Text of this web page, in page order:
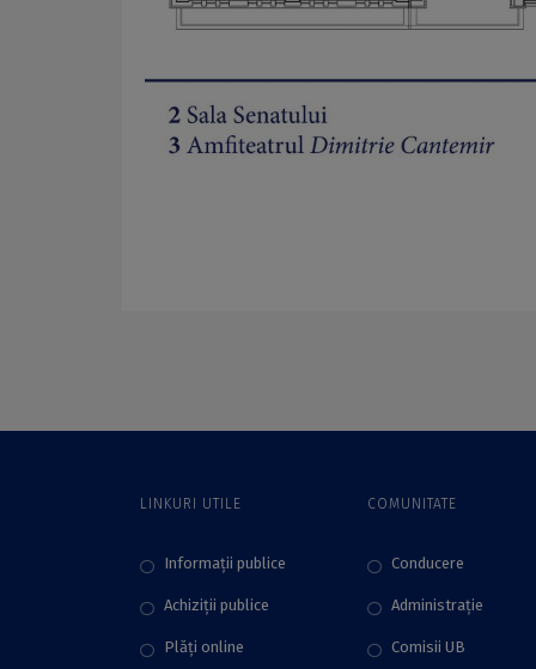
LINKURI UTILE
Informații publice
Achiziții publice
Plăţi online
COMUNITATE
Conducere
Administraţie
Comisii UB